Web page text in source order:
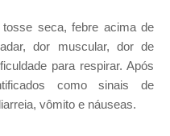
seca, febre acima de
dor muscular, dor de
para respirar. Após
como sinais de
vômito e náuseas.